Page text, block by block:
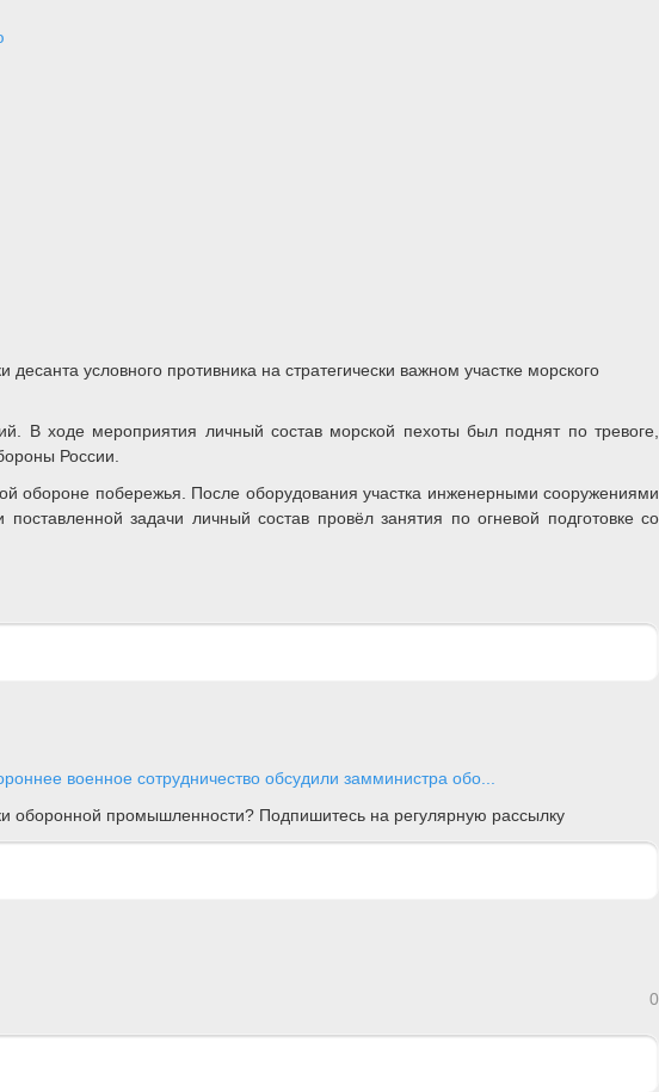
условного противника на стратегически важном участке морского
В ходе мероприятия личный состав морской пехоты был поднят по тревоге,
России.
обороне побережья. После оборудования участка инженерными сооружениями
задачи личный состав провёл занятия по огневой подготовке со
военное сотрудничество обсудили замминистра обо...
оборонной промышленности? Подпишитесь на регулярную рассылку
0